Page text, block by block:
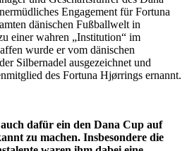
Engagement für Fortuna
dänischen Fußballwelt in
einer wahren „Institution“ im
wurde er vom dänischen
Silbernadel ausgezeichnet und
des Fortuna Hjørrings ernannt.
dafür ein den Dana Cup auf
zu machen. Insbesondere die